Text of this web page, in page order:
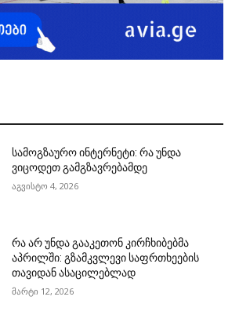
სამოგზაურო ინტერნეტი: რა უნდა
ვიცოდეთ გამგზავრებამდე
აგვისტო 4, 2026
რა არ უნდა გააკეთონ კირჩხიბებმა
აპრილში: გზამკვლევი საფრთხეების
თავიდან ასაცილებლად
მარტი 12, 2026